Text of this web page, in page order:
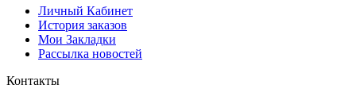
Личный Кабинет
История заказов
Мои Закладки
Рассылка новостей
Контакты